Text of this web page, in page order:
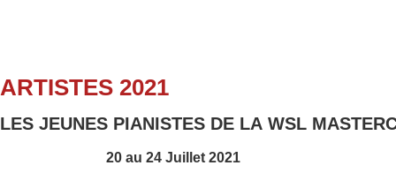
ARTISTES 2021
LES JEUNES PIANISTES DE LA WSL
20 au 24 Juillet 2021